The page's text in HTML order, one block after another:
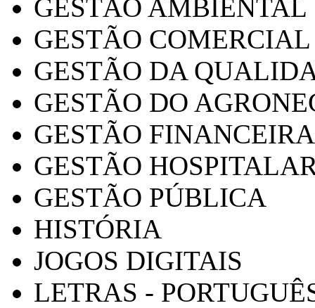
GESTÃO AMBIENTAL
GESTÃO COMERCIAL
GESTÃO DA
GESTÃO DO
GESTÃO FINANCEIRA
GESTÃO
GESTÃO PÚBLICA
HISTÓRIA
JOGOS DIGITAIS
LETRAS -